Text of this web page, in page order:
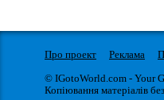
Про проект Реклама
© IGotoWorld.com - Your
Копіювання матеріалів